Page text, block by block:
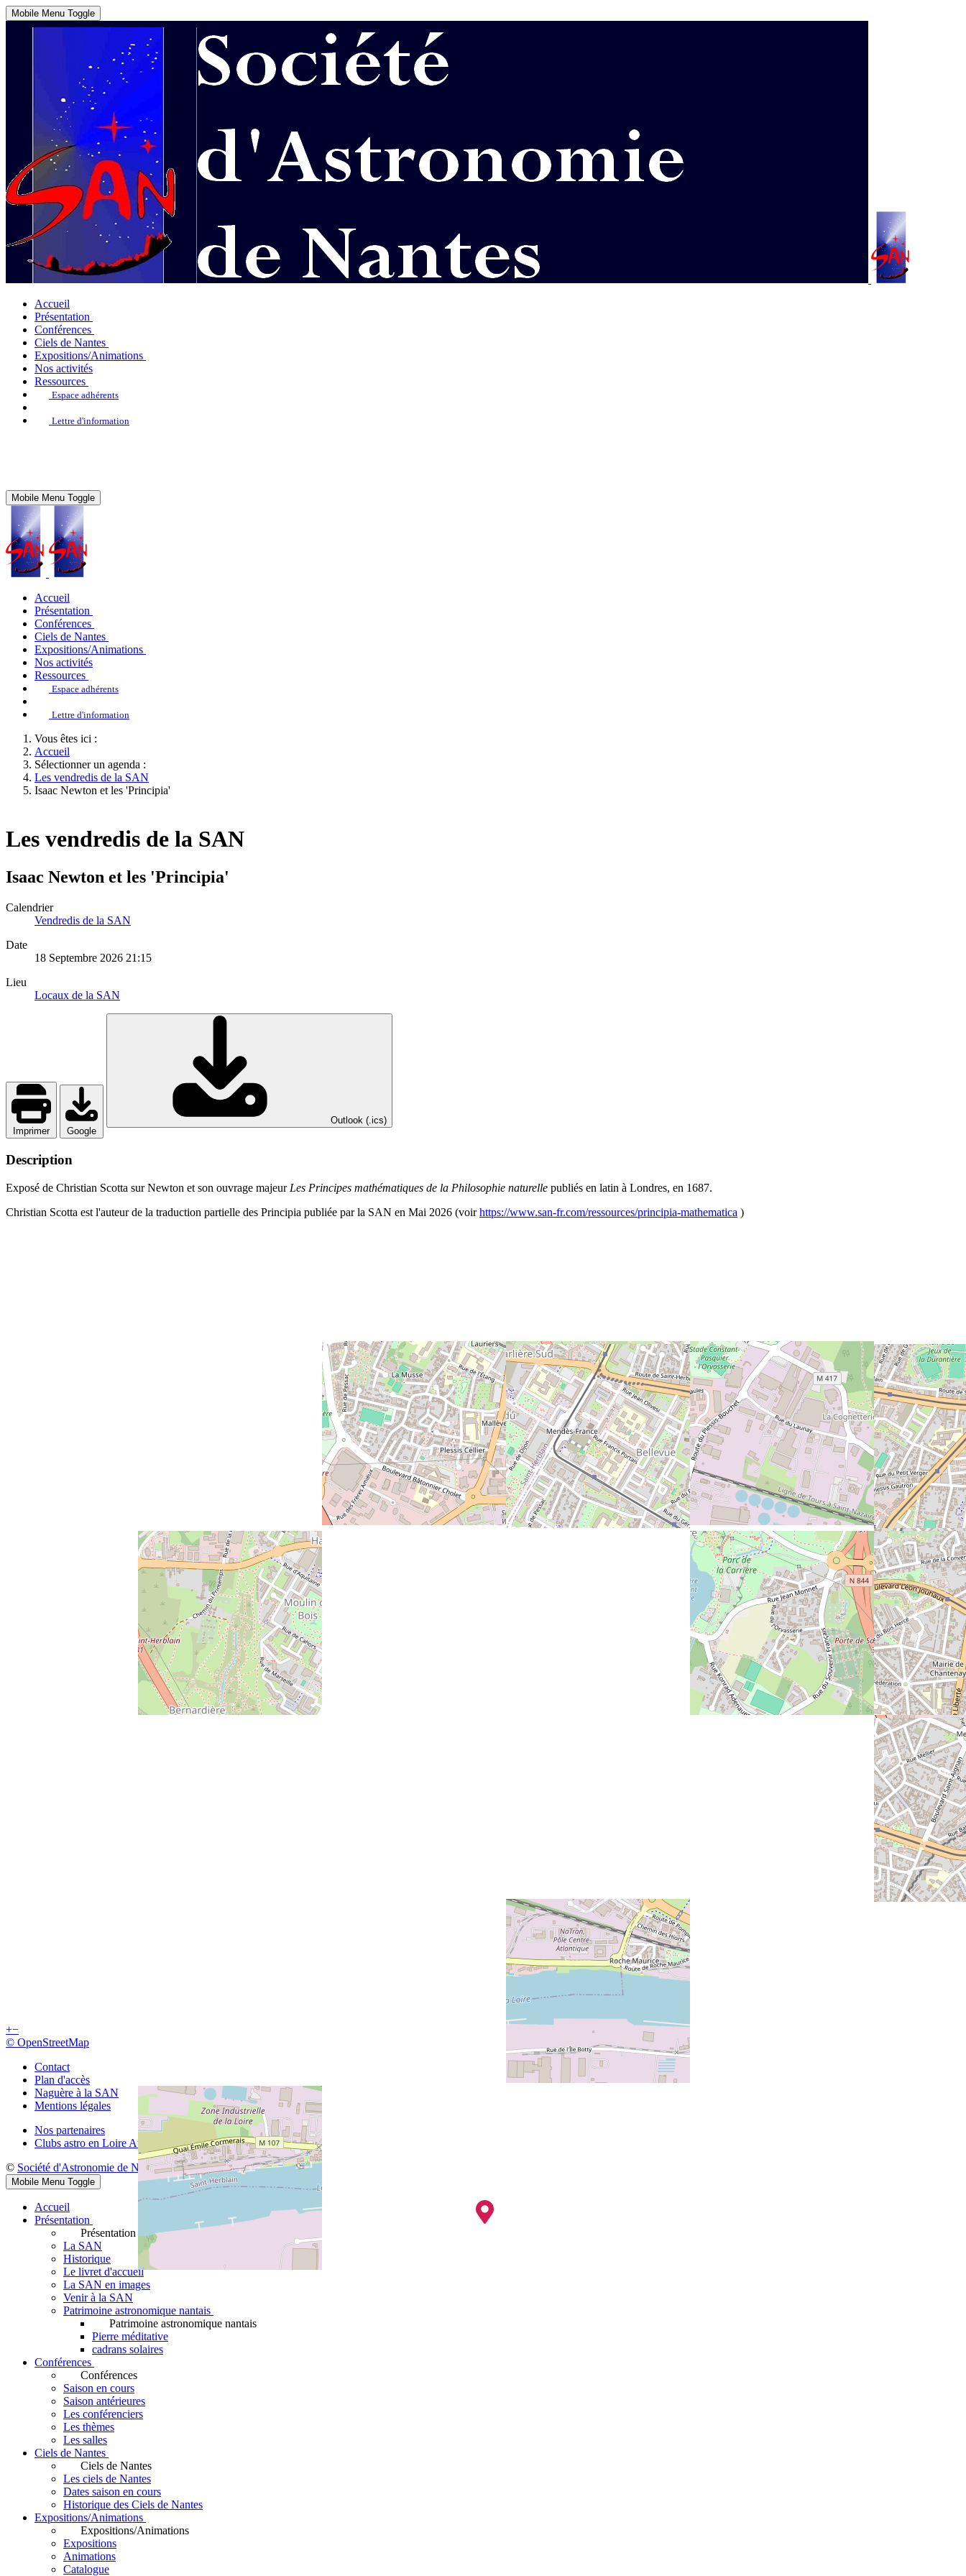
Mobile Menu Toggle
Accueil
Présentation
Conférences
Ciels de Nantes
Expositions/Animations
Nos activités
Ressources
Espace adhérents
Lettre d'information
Mobile Menu Toggle
Accueil
Présentation
Conférences
Ciels de Nantes
Expositions/Animations
Nos activités
Ressources
Espace adhérents
Lettre d'information
Vous êtes ici :
Accueil
Sélectionner un agenda :
Les vendredis de la SAN
Isaac Newton et les 'Principia'
Les vendredis de la SAN
Isaac Newton et les 'Principia'
Calendrier
Vendredis de la SAN
Date
18 Septembre 2026 21:15
Lieu
Locaux de la SAN
Imprimer Google
Outlook (.ics)
Description
Exposé de Christian Scotta sur Newton et son ouvrage majeur Les Principes mathématiques de la Philosophie naturelle publiés en latin à Londres, en 1687.
Christian Scotta est l'auteur de la traduction partielle des Principia publiée par la SAN en Mai 2026 (voirhttps://www.san-fr.com/ressources/principia-mathematica )
+−
© OpenStreetMap
Contact
Plan d'accès
Naguère à la SAN
Mentions légales
Nos partenaires
Clubs astro en Loire Atlantique
© Société d'Astronomie de Nantes
Mobile Menu Toggle
Accueil
Présentation
Présentation
La SAN
Historique
Le livret d'accueil
La SAN en images
Venir à la SAN
Patrimoine astronomique nantais
Patrimoine astronomique nantais
Pierre méditative
cadrans solaires
Conférences
Conférences
Saison en cours
Saison antérieures
Les conférenciers
Les thèmes
Les salles
Ciels de Nantes
Ciels de Nantes
Les ciels de Nantes
Dates saison en cours
Historique des Ciels de Nantes
Expositions/Animations
Expositions/Animations
Expositions
Animations
Catalogue